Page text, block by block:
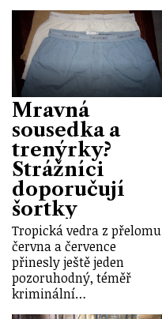
Mravná
sousedka a
trenýrky?
Strážníci
doporučují
šortky
Tropická vedra z přelomu
června a července
přinesly ještě jeden
pozoruhodný, téměř
kriminální…